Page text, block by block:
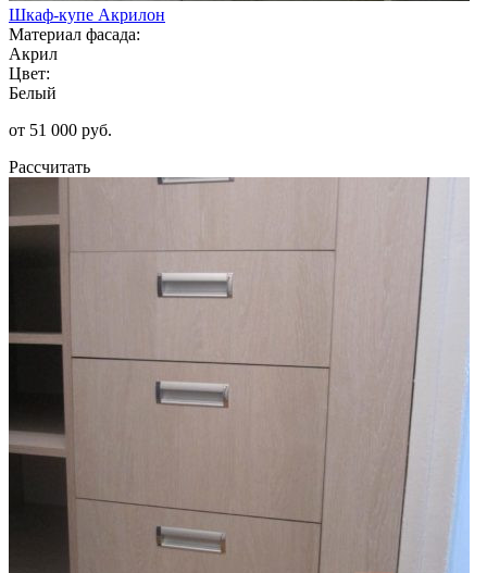
Шкаф-купе Акрилон
Материал фасада:
Акрил
Цвет:
Белый
от 51 000 руб.
Рассчитать